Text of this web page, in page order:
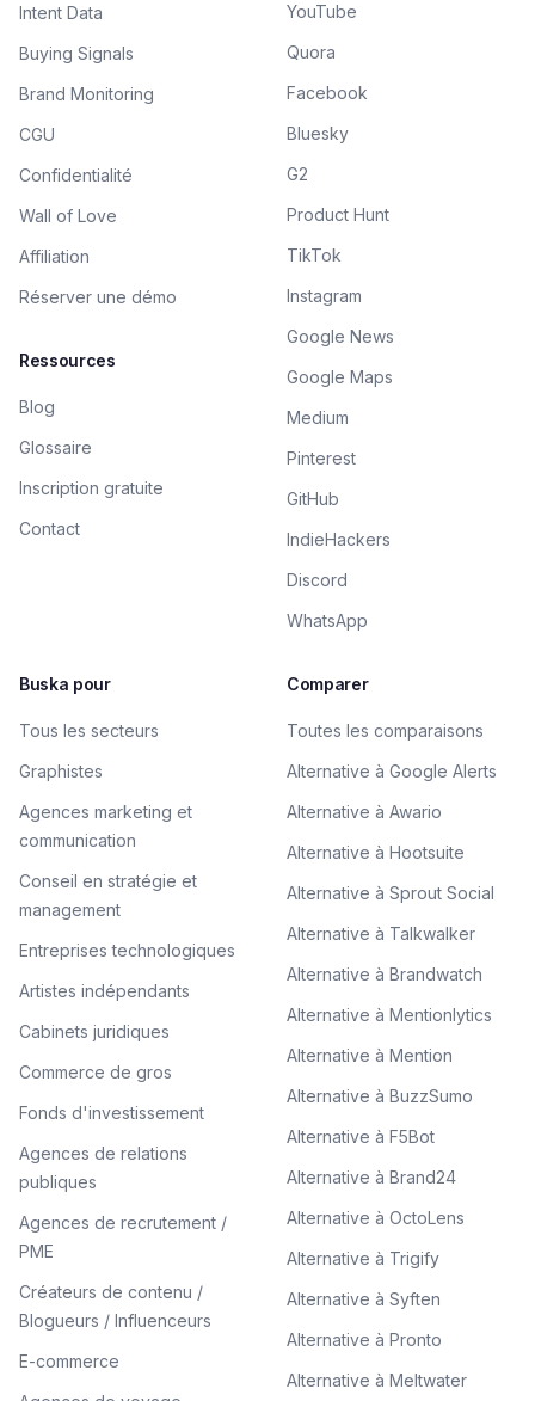
Intent Data
Buying Signals
Brand Monitoring
CGU
Confidentialité
Wall of Love
Affiliation
Réserver une démo
Ressources
Blog
Glossaire
Inscription gratuite
Contact
YouTube
Quora
Facebook
Bluesky
G2
Product Hunt
TikTok
Instagram
Google News
Google Maps
Medium
Pinterest
GitHub
IndieHackers
Discord
WhatsApp
Buska pour
Tous les secteurs
Graphistes
Agences marketing et
communication
Conseil en stratégie et
management
Entreprises technologiques
Artistes indépendants
Cabinets juridiques
Commerce de gros
Fonds d'investissement
Agences de relations
publiques
Agences de recrutement /
PME
Créateurs de contenu /
Blogueurs / Influenceurs
E-commerce
Comparer
Toutes les comparaisons
Alternative à Google Alerts
Alternative à Awario
Alternative à Hootsuite
Alternative à Sprout Social
Alternative à Talkwalker
Alternative à Brandwatch
Alternative à Mentionlytics
Alternative à Mention
Alternative à BuzzSumo
Alternative à F5Bot
Alternative à Brand24
Alternative à OctoLens
Alternative à Trigify
Alternative à Syften
Alternative à Pronto
Alternative à Meltwater